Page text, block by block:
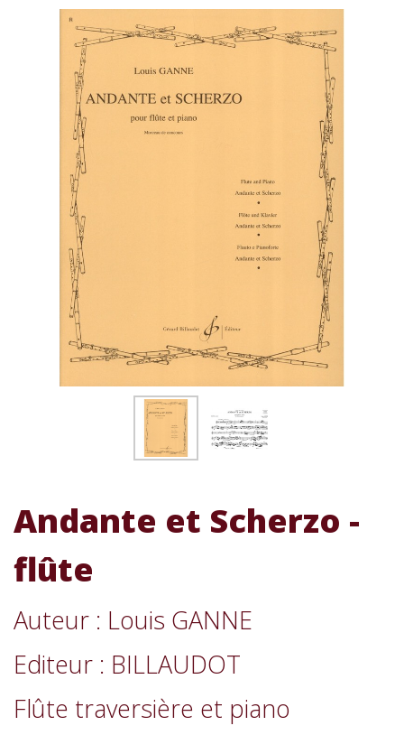
Andante et Scherzo -
flûte
Auteur : Louis GANNE
Editeur : BILLAUDOT
Flûte traversière et piano